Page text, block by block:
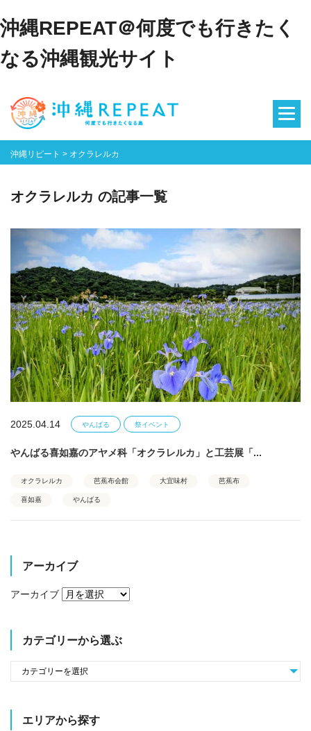
沖縄REPEAT＠何度でも行きたく
なる沖縄観光サイト
沖縄リピート > オクラレルカ
オクラレルカ の記事一覧
2025.04.14 やんばる 祭イベント
やんばる喜如嘉のアヤメ科「オクラレルカ」と工芸展「...
オクラレルカ 芭蕉布会館 大宜味村 芭蕉布
喜如嘉 やんばる
アーカイブ
アーカイブ
カテゴリーから選ぶ
エリアから探す